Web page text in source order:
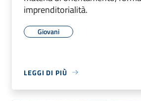
imprenditorialità.
Giovani
LEGGI DI PIÙ